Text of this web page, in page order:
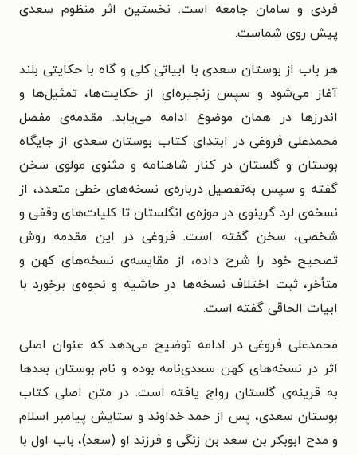
فردی و سامان جامعه است. نخستین اثر منظوم سعدی
پیش روی شماست.
هر باب از بوستان سعدی با ابیاتی کلی و گاه با حکایتی بلند
آغاز می‌شود و سپس زنجیره‌ای از حکایت‌ها، تمثیل‌ها و
اندرزها در همان موضوع ادامه می‌یابد. مقدمه‌ی مفصل
محمدعلی فروغی در ابتدای کتاب بوستان سعدی از جایگاه
بوستان و گلستان در کنار شاهنامه و مثنوی مولوی سخن
گفته و سپس به‌تفصیل درباره‌ی نسخه‌های خطی متعدد، از
نسخه‌ی لرد گرینوی در موزه‌ی انگلستان تا کلیات‌های وقفی و
شخصی، سخن گفته است. فروغی در این مقدمه روش
تصحیح خود را شرح داده، از مقایسه‌ی نسخه‌های کهن و
متأخر، ثبت اختلاف نسخه‌ها در حاشیه و نحوه‌ی برخورد با
ابیات الحاقی گفته است.
محمدعلی فروغی در ادامه توضیح می‌دهد که عنوان اصلی
اثر در نسخه‌های کهن سعدی‌نامه بوده و نام بوستان بعدها
به قرینه‌ی گلستان رواج یافته است. در متن اصلی کتاب
بوستان سعدی، پس از حمد خداوند و ستایش پیامبر اسلام
و مدح ابوبکر بن سعد بن زنگی و فرزند او (سعد)، باب اول با